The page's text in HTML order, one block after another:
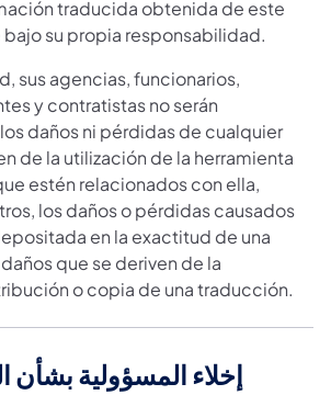
traducida obtenida de este
su propia responsabilidad.
sus agencias, funcionarios,
y contratistas no serán
daños ni pérdidas de cualquier
de la utilización de la herramienta
estén relacionados con ella,
los daños o pérdidas causados
en la exactitud de una
que se deriven de la
o copia de una traducción.
إخلاء المسؤولية بشأن